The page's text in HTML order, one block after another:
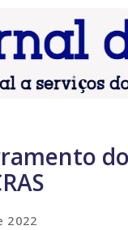
2022